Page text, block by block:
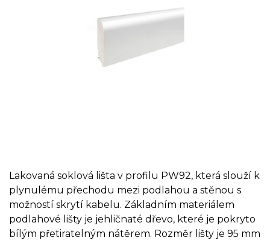
Lakovaná soklová lišta v profilu PW92, která slouží k
plynulému přechodu mezi podlahou a stěnou s
možností skrytí kabelu. Základním materiálem
podlahové lišty je jehličnaté dřevo, které je pokryto
bílým přetiratelným nátěrem. Rozměr lišty je 95 mm